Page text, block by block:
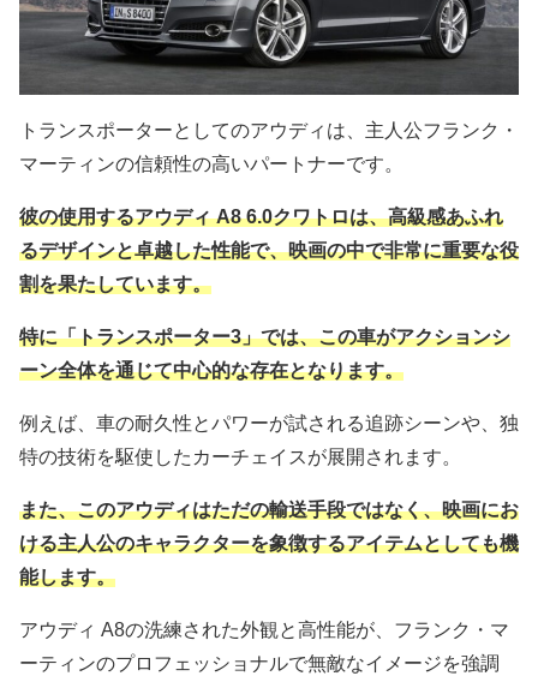
トランスポーターとしてのアウディは、主人公フランク・
マーティンの信頼性の高いパートナーです。
彼の使用するアウディ A8 6.0クワトロは、高級感あふれ
るデザインと卓越した性能で、映画の中で非常に重要な役
割を果たしています。
特に「トランスポーター3」では、この車がアクションシ
ーン全体を通じて中心的な存在となります。
例えば、車の耐久性とパワーが試される追跡シーンや、独
特の技術を駆使したカーチェイスが展開されます。
また、このアウディはただの輸送手段ではなく、映画にお
ける主人公のキャラクターを象徴するアイテムとしても機
能します。
アウディ A8の洗練された外観と高性能が、フランク・マ
ーティンのプロフェッショナルで無敵なイメージを強調